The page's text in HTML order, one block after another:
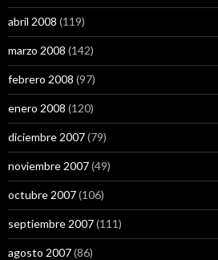
abril 2008 (119)
marzo 2008 (142)
febrero 2008 (97)
enero 2008 (120)
diciembre 2007(79)
noviembre 2007(49)
octubre 2007(106)
septiembre 2007(111)
agosto 2007(86)